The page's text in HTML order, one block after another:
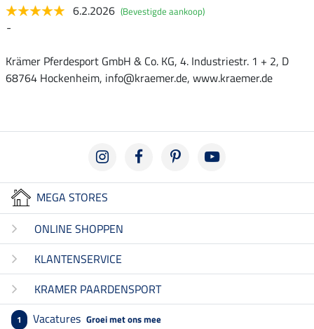
6.2.2026 (Bevestigde aankoop)
-
Krämer Pferdesport GmbH & Co. KG, 4. Industriestr. 1 + 2, D
68764 Hockenheim, info@kraemer.de, www.kraemer.de
MEGA STORES
ONLINE SHOPPEN
KLANTENSERVICE
KRAMER PAARDENSPORT
1 Vacatures Groei met ons mee